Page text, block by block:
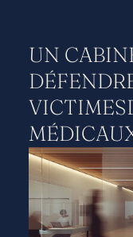
UN